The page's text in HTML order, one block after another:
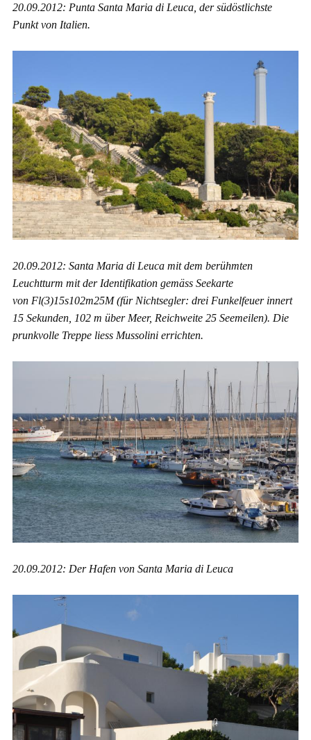
20.09.2012: Punta Santa Maria di Leuca, der südöstlichste
Punkt von Italien.
20.09.2012: Santa Maria di Leuca mit dem berühmten
Leuchtturm mit der Identifikation gemäss Seekarte
von Fl(3)15s102m25M (für Nichtsegler: drei Funkelfeuer innert
15 Sekunden, 102 m über Meer, Reichweite 25 Seemeilen). Die
prunkvolle Treppe liess Mussolini errichten.
20.09.2012: Der Hafen von Santa Maria di Leuca